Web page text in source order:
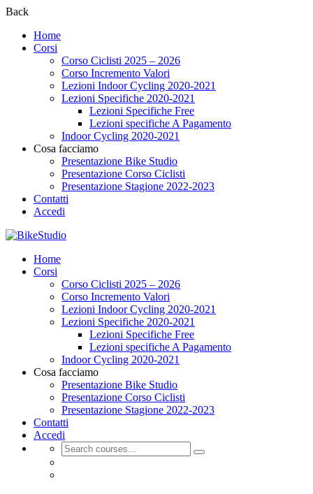
Back
Home
Corsi
Corso Ciclisti 2025 – 2026
Corso Incremento Valori
Lezioni Indoor Cycling 2020-2021
Lezioni Specifiche 2020-2021
Lezioni Specifiche Free
Lezioni specifiche A Pagamento
Indoor Cycling 2020-2021
Cosa facciamo
Presentazione Bike Studio
Presentazione Corso Ciclisti
Presentazione Stagione 2022-2023
Contatti
Accedi
Home
Corsi
Corso Ciclisti 2025 – 2026
Corso Incremento Valori
Lezioni Indoor Cycling 2020-2021
Lezioni Specifiche 2020-2021
Lezioni Specifiche Free
Lezioni specifiche A Pagamento
Indoor Cycling 2020-2021
Cosa facciamo
Presentazione Bike Studio
Presentazione Corso Ciclisti
Presentazione Stagione 2022-2023
Contatti
Accedi